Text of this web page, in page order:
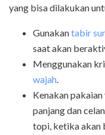
yang bisa dilakukan
Gunakantabir
saat akan
Menggunakan
wajah.
Kenakan
panjang dan
topi, ketika akan